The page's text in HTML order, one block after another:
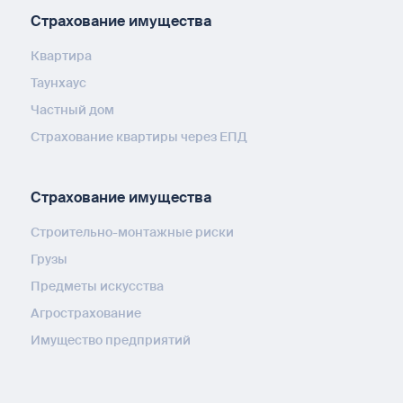
Страхование имущества
Квартира
Таунхаус
Частный дом
Страхование квартиры через ЕПД
Страхование имущества
Строительно-монтажные риски
Грузы
Предметы искусства
Агрострахование
Имущество предприятий